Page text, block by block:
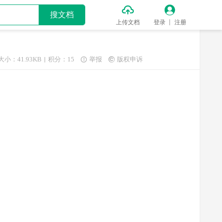
搜文档 
上传文档

登录 注册
小：41.93KB 积分：15  举报  版权申诉